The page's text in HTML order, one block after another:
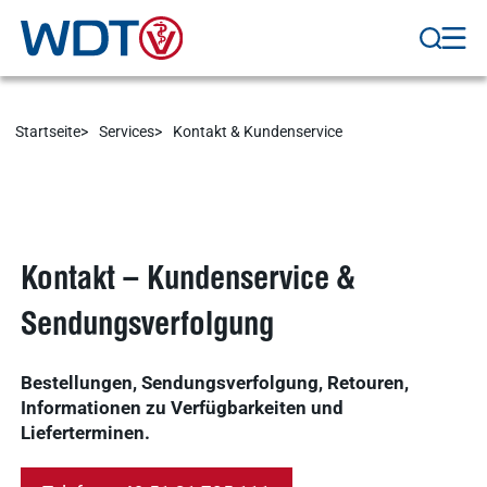
Ergebnisse
anzeigen
Tierarztbedarf
vitofyllin
Ergebnisse
anzeigen
Praxissoftware
Ergebnisse
Tierarztbedarf
Pharma-
News & Socials
Startseite Services Kontakt & Kundenservice
Kontakt – Kundenservice &
Sendungsverfolgung
Bestellungen, Sendungsverfolgung, Retouren,
Informationen zu Verfügbarkeiten und
Lieferterminen.